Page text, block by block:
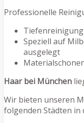
Professionelle
Speziell auf
ausgelegt
Haar bei München
Wir bieten unseren
folgenden Städten in